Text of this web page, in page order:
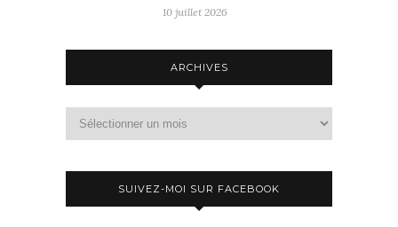
10 juillet 2026
ARCHIVES
SUIVEZ-MOI SUR FACEBOOK